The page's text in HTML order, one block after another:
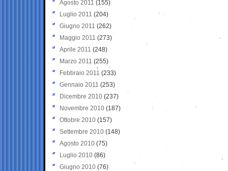
Agosto 2011 (155)
Luglio 2011 (204)
Giugno 2011 (262)
Maggio 2011 (273)
Aprile 2011 (248)
Marzo 2011 (255)
Febbraio 2011 (233)
Gennaio 2011 (253)
Dicembre 2010 (237)
Novembre 2010 (187)
Ottobre 2010 (157)
Settembre 2010 (148)
Agosto 2010 (75)
Luglio 2010 (86)
Giugno 2010 (76)